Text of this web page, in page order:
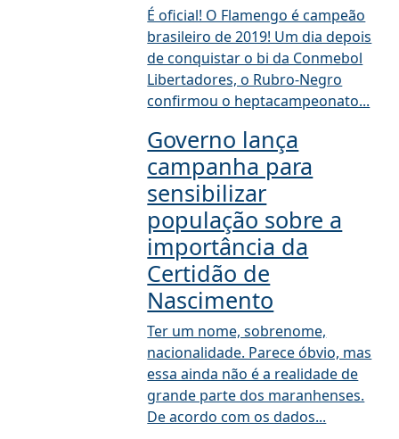
É oficial! O Flamengo é campeão
brasileiro de 2019! Um dia depois
de conquistar o bi da Conmebol
Libertadores, o Rubro-Negro
confirmou o heptacampeonato...
Governo lança
campanha para
sensibilizar
população sobre a
importância da
Certidão de
Nascimento
Ter um nome, sobrenome,
nacionalidade. Parece óbvio, mas
essa ainda não é a realidade de
grande parte dos maranhenses.
De acordo com os dados...